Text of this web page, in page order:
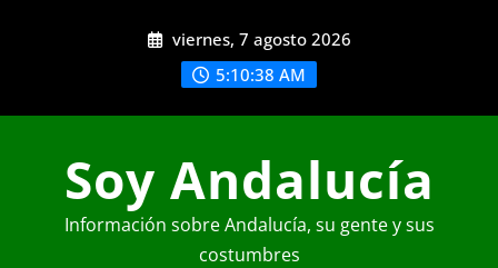
viernes, 7 agosto 2026
5:10:40 AM
Soy Andalucía
Información sobre Andalucía, su gente y sus
costumbres